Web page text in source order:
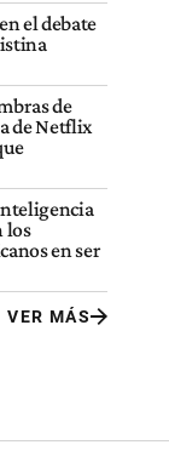
el debate
de
de Netflix
los
en ser
VER MÁS